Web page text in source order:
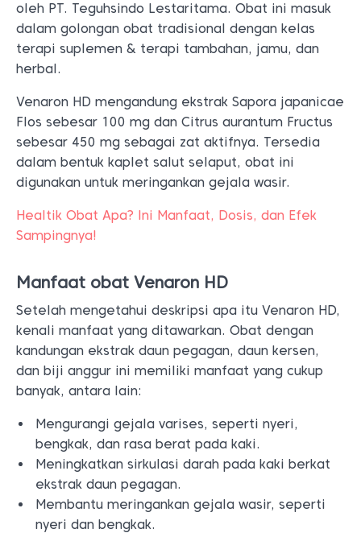
oleh PT. Teguhsindo Lestaritama. Obat ini masuk
dalam golongan obat tradisional dengan kelas
terapi suplemen & terapi tambahan, jamu, dan
herbal.
Venaron HD mengandung ekstrak Sapora japanicae
Flos sebesar 100 mg dan Citrus aurantum Fructus
sebesar 450 mg sebagai zat aktifnya. Tersedia
dalam bentuk kaplet salut selaput, obat ini
digunakan untuk meringankan gejala wasir.
Healtik Obat Apa? Ini Manfaat, Dosis, dan Efek
Sampingnya!
Manfaat obat Venaron HD
Setelah mengetahui deskripsi apa itu Venaron HD,
kenali manfaat yang ditawarkan. Obat dengan
kandungan ekstrak daun pegagan, daun kersen,
dan biji anggur ini memiliki manfaat yang cukup
banyak, antara lain:
Mengurangi gejala varises, seperti nyeri,
bengkak, dan rasa berat pada kaki.
Meningkatkan sirkulasi darah pada kaki berkat
ekstrak daun pegagan.
Membantu meringankan gejala wasir, seperti
nyeri dan bengkak.